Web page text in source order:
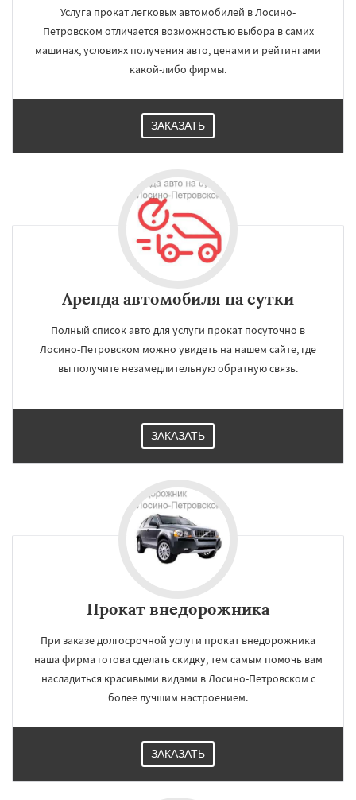
Услуга прокат легковых автомобилей в Лосино-
Петровском отличается возможностью выбора в самих
машинах, условиях получения авто, ценами и рейтингами
какой-либо фирмы.
ЗАКАЗАТЬ
Аренда автомобиля на сутки
Полный список авто для услуги прокат посуточно в
Лосино-Петровском можно увидеть на нашем сайте, где
вы получите незамедлительную обратную связь.
ЗАКАЗАТЬ
Прокат внедорожника
При заказе долгосрочной услуги прокат внедорожника
наша фирма готова сделать скидку, тем самым помочь вам
насладиться красивыми видами в Лосино-Петровском с
более лучшим настроением.
ЗАКАЗАТЬ